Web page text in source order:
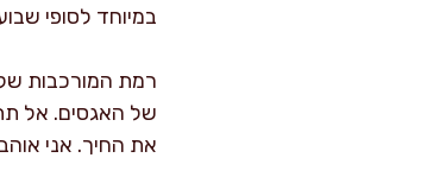
במיוחד לסופי
רמת המורכבות
של האגסים. אל
את החיך. אני